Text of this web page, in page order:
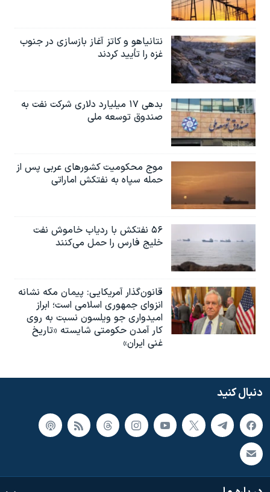
نتانیاهو و کاتز آغاز بازسازی در جنوب
غزه را تأیید کردند
بدهی ۱۷ میلیارد دلاری شرکت نفت به
صندوق توسعه ملی
موج محکومیت کشورهای عربی پس از
حمله سپاه به نفتکش اماراتی
۵۶ نفتکش با ردیاب خاموش نفت
خلیج فارس را حمل می‌کنند
قانون‌گذار آمریکایی: پیمان مکه نشانه
انزوای جمهوری اسلامی است؛ ابراز
امیدواری جو ویلسون نسبت به روی
کار آمدن حکومتی شایسته «تاریخ
غنی ایران»
دنبال کنید